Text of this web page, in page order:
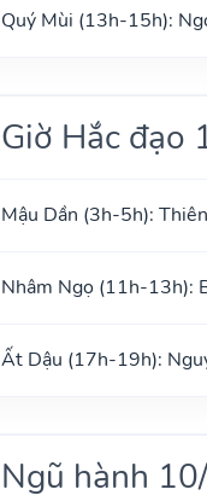
Quý Mùi (13h-15h):
Giờ Hắc đạo
Mậu Dần (3h-5h):
Nhâm Ngọ (11h-13h):
Ất Dậu (17h-19h):
Ngũ hành